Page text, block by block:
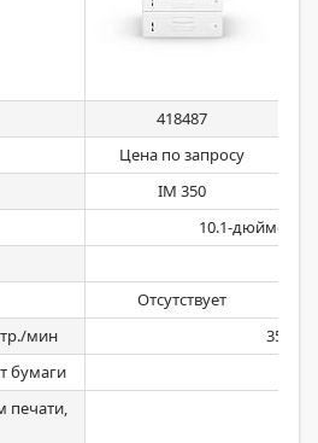
418487
Цена по запросу
IM 350
10.1-дюймовый
Отсутствует
мин
35
бумаги
печати,